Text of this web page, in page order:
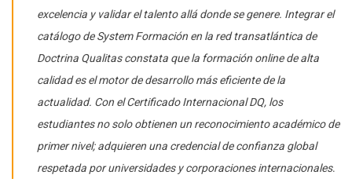
excelencia y validar el talento allá donde se genere. Integrar el
catálogo de System Formación en la red transatlántica de
Doctrina Qualitas constata que la formación online de alta
calidad es el motor de desarrollo más eficiente de la
actualidad. Con el Certificado Internacional DQ, los
estudiantes no solo obtienen un reconocimiento académico de
primer nivel; adquieren una credencial de confianza global
respetada por universidades y corporaciones internacionales.